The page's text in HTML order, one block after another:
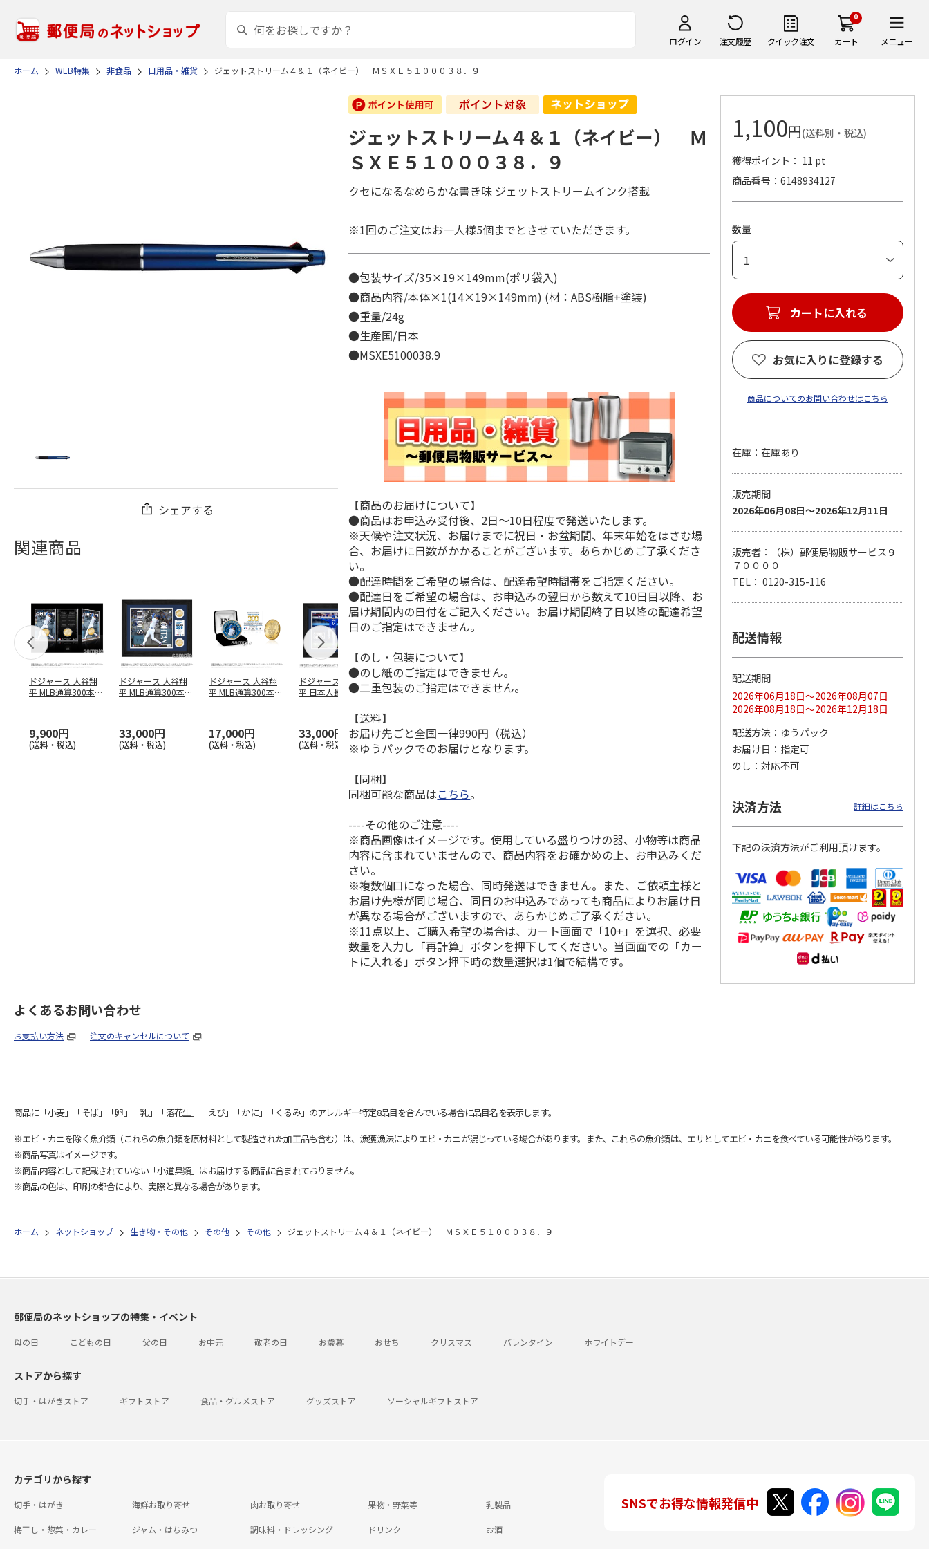
ログイン 注文履歴 クイック注文
0
カート メニュー
ホーム WEB特集 非食品 日用品・雑貨 ジェットストリーム４＆１（ネイビー） ＭＳＸＥ５１０００３８．９
シェアする
関連商品
ドジャース 大谷翔
平 MLB通算300本塁
9,900円
(送料・税込)
ドジャース 大谷翔
平 MLB通算300本塁
33,000円
(送料・税込)
ドジャース 大谷翔
平 MLB通算300本塁
17,000円
(送料・税込)
ドジャース 大谷翔
平 日本人最多53試
33,000円
(送料・税込)
MLB ドジャース 大
谷翔平 2026 NL 3・
33,000円
(送料・税込)
ドジャース 大谷翔
平 日本人最多53試
9,900円
(送料・税込)
ドジャース 大谷翔
平 日本人最多53試
合連続出塁記念 シ
ル…
17,000円
(送料・税込)
谷翔平 2026 NL 3・
4月投手…
ジェットストリーム４＆１（ネイビー） Ｍ
ＳＸＥ５１０００３８．９
クセになるなめらかな書き味 ジェットストリームインク搭載
※1回のご注文はお一人様5個までとさせていただきます。
●包装サイズ/35×19×149mm(ポリ袋入)
●商品内容/本体×1(14×19×149mm) (材：ABS樹脂+塗装)
●重量/24g
●生産国/日本
●MSXE5100038.9
【商品のお届けについて】
●商品はお申込み受付後、2日～10日程度で発送いたします。
※天候や注文状況、お届けまでに祝日・お盆期間、年末年始をはさむ場
合、お届けに日数がかかることがございます。あらかじめご了承くださ
い。
●配達時間をご希望の場合は、配達希望時間帯をご指定ください。
●配達日をご希望の場合は、お申込みの翌日から数えて10日目以降、お
届け期間内の日付をご記入ください。お届け期間終了日以降の配達希望
日のご指定はできません。
【のし・包装について】
●のし紙のご指定はできません。
●二重包装のご指定はできません。
【送料】
お届け先ごと全国一律990円（税込）
※ゆうパックでのお届けとなります。
【同梱】
同梱可能な商品はこちら。
----その他のご注意----
※商品画像はイメージです。使用している盛りつけの器、小物等は商品
内容に含まれていませんので、商品内容をお確かめの上、お申込みくだ
さい。
※複数個口になった場合、同時発送はできません。また、ご依頼主様と
お届け先様が同じ場合、同日のお申込みであっても商品によりお届け日
が異なる場合がございますので、あらかじめご了承ください。
※11点以上、ご購入希望の場合は、カート画面で「10+」を選択、必要
数量を入力し「再計算」ボタンを押下してください。当画面での「カー
トに入れる」ボタン押下時の数量選択は1個で結構です。
1,100円(送料別・税込)
獲得ポイント： 11 pt
商品番号
6148934127
数量
カートに入れる
お気に入りに登録する
商品についてのお問い合わせはこちら
在庫：在庫あり
販売期間
2026年06月08日～2026年12月11日
販売者：（株）郵便局物販サービス９
７００００
TEL： 0120-315-116
配送情報
配送期間
2026年06月18日～2026年08月07日
2026年08月18日～2026年12月18日
配送方法
ゆうパック
お届け日
指定可
のし
対応不可
決済方法 詳細はこちら
下記の決済方法がご利用頂けます。
よくあるお問い合わせ
お支払い方法 注文のキャンセルについて
商品に「小麦」「そば」「卵」「乳」「落花生」「えび」「かに」「くるみ」のアレルギー特定8品目を含んでいる場合に品目名を表示します。
※エビ・カニを除く魚介類（これらの魚介類を原材料として製造された加工品も含む）は、漁獲漁法によりエビ・カニが混じっている場合があります。また、これらの魚介類は、エサとしてエビ・カニを食べている可能性があります。
※商品写真はイメージです。
※商品内容として記載されていない「小道具類」はお届けする商品に含まれておりません。
※商品の色は、印刷の都合により、実際と異なる場合があります。
ホーム ネットショップ 生き物・その他 その他 その他 ジェットストリーム４＆１（ネイビー） ＭＳＸＥ５１０００３８．９
郵便局のネットショップの特集・イベント
母の日 こどもの日 父の日 お中元 敬老の日 お歳暮 おせち クリスマス バレンタイン ホワイトデー
ストアから探す
切手・はがきストア ギフトストア 食品・グルメストア グッズストア ソーシャルギフトストア
カテゴリから探す
切手・はがき 海鮮お取り寄せ 肉お取り寄せ 果物・野菜等 乳製品
梅干し・惣菜・カレー ジャム・はちみつ 調味料・ドレッシング ドリンク お酒
SNSでお得な情報発信中